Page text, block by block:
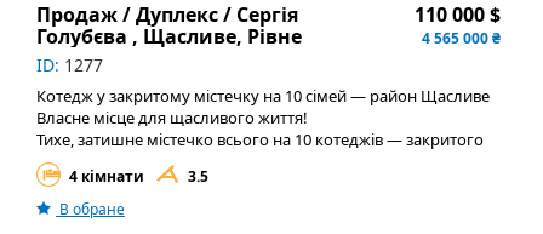
Продаж / Дуплекс / Сергія
Голубєва , Щасливе, Рівне
ID: 1277
110 000 $
4 565 000 ₴
Котедж у закритому містечку на 10 сімей — район Щасливе
Власне місце для щасливого життя!
Тихе, затишне містечко всього на 10 котеджів — закритого
типу з внутрішньою дорогою з бруківки, відеонаглядом і
вуличним освітленням.
Площа котеджу: 115 м²
4 кімнати
3.5
В обране